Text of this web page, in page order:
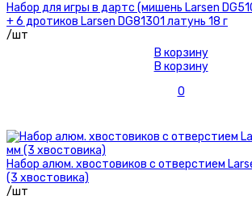
Набор для игры в дартс (мишень Larsen
+ 6 дротиков Larsen DG81301 латунь 18 г
/шт
В корзину
В корзину
0
Набор алюм. хвостовиков с отверстием
(3 хвостовика)
/шт